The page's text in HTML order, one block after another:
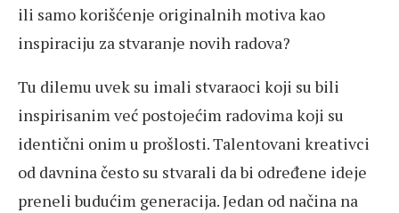
ili samo korišćenje originalnih motiva kao
inspiraciju za stvaranje novih radova?
Tu dilemu uvek su imali stvaraoci koji su bili
inspirisanim već postojećim radovima koji su
identični onim u prošlosti. Talentovani kreativci
od davnina često su stvarali da bi određene ideje
preneli budućim generacija. Jedan od načina na